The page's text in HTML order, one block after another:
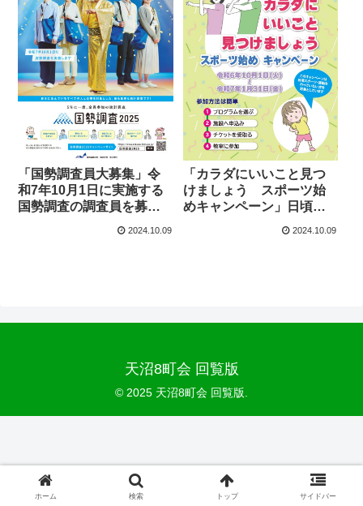
「国勢調査員大募集」令
和7年10月1日に実施する
国勢調査の調査員を募集
2024.10.09
「カラダにいいこと見つ
けましょう スポーツ始
めキャンペーン」日頃運
ない方向けの気軽に運動
2024.10.09
天沼8町会 回覧版
© 2025 天沼8町会 回覧版.
ホーム 検索 トップ サイドバー